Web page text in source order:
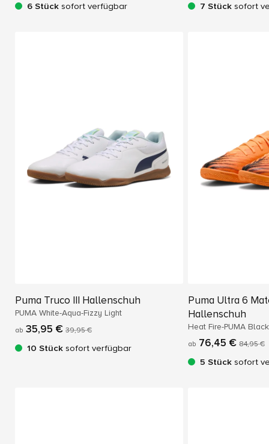
6 Stück sofort verfügbar 7 Stück sofort
Puma Truco III Hallenschuh
PUMA White-Aqua-Fizzy Light
ab 35,95 € 39,95 €
10 Stück sofort verfügbar
Puma Ultra 6
Hallenschuh
Heat Fire-PUMA
ab 76,45 € 84,95 €
5 Stück sofort